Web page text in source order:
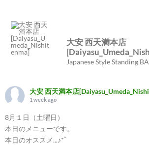
大安 西天満本店
Japanese Style Standing
大安 西天満本店
1 week ago
8月１日（土曜日）
本日のメニューです。
本日のオススメ...♪*ﾟ